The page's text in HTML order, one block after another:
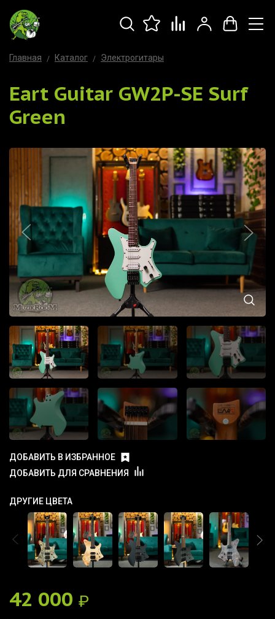
Главная Каталог Электрогитары
Eart Guitar GW2P-SE Surf
Green
ДОБАВИТЬ В ИЗБРАННОЕ
ДОБАВИТЬ ДЛЯ СРАВНЕНИЯ
ДРУГИЕ ЦВЕТА
42 000 ₽